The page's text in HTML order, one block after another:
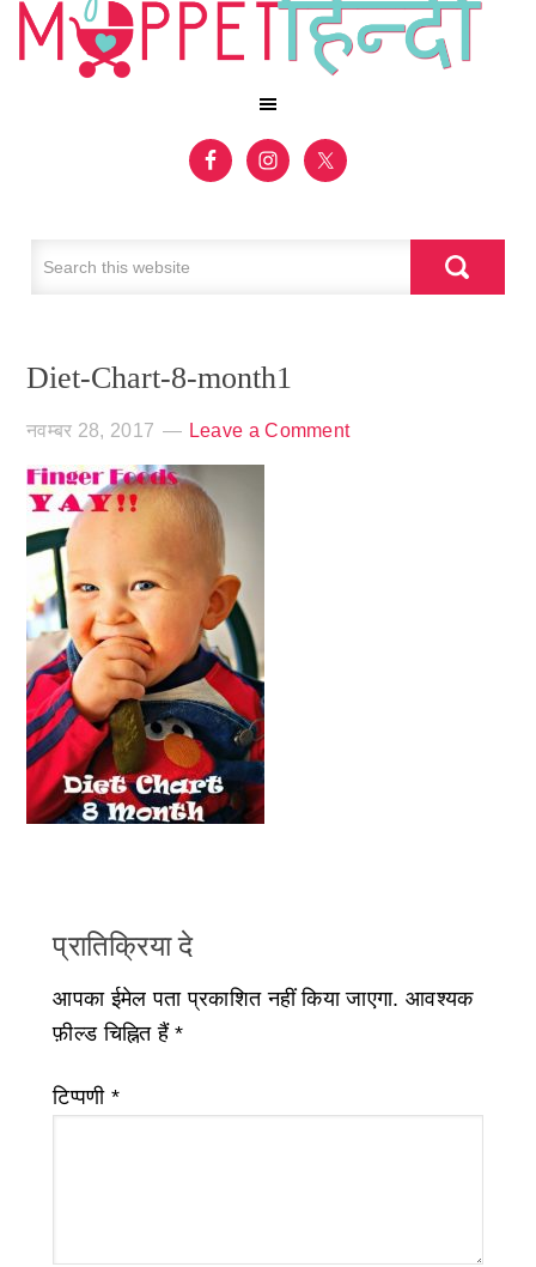
Diet-Chart-8-month1
नवम्बर 28, 2017 Leave a Comment
प्रातिक्रिया दे
आपका ईमेल पता प्रकाशित नहीं किया जाएगा. आवश्यक
फ़ील्ड चिह्नित हैं*
टिप्पणी *